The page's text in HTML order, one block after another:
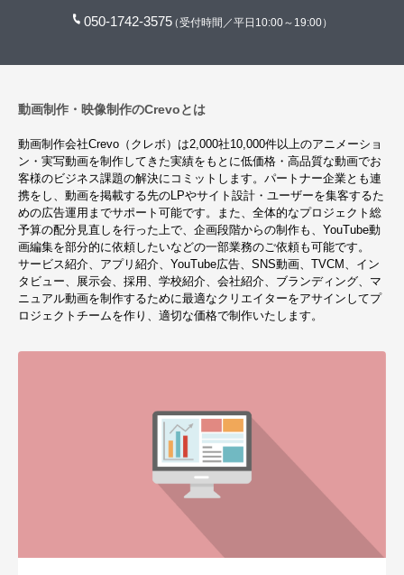
050-1742-3575（受付時間／平日10:00～19:00）
動画制作・映像制作のCrevoとは
動画制作会社Crevo（クレボ）は2,000社10,000件以上のアニメーショ
ン・実写動画を制作してきた実績をもとに低価格・高品質な動画でお
客様のビジネス課題の解決にコミットします。パートナー企業とも連
携をし、動画を掲載する先のLPやサイト設計・ユーザーを集客するた
めの広告運用までサポート可能です。また、全体的なプロジェクト総
予算の配分見直しを行った上で、企画段階からの制作も、YouTube動
画編集を部分的に依頼したいなどの一部業務のご依頼も可能です。
サービス紹介、アプリ紹介、YouTube広告、SNS動画、TVCM、イン
タビュー、展示会、採用、学校紹介、会社紹介、ブランディング、マ
ニュアル動画を制作するために最適なクリエイターをアサインしてプ
ロジェクトチームを作り、適切な価格で制作いたします。